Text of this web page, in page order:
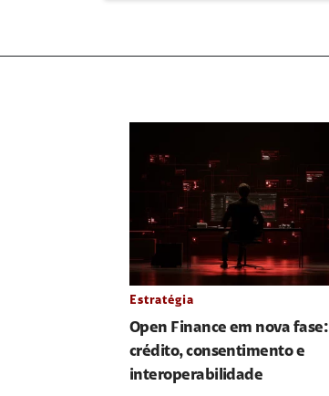
Estratégia
Open Finance em nova fase:
crédito, consentimento e
interoperabilidade